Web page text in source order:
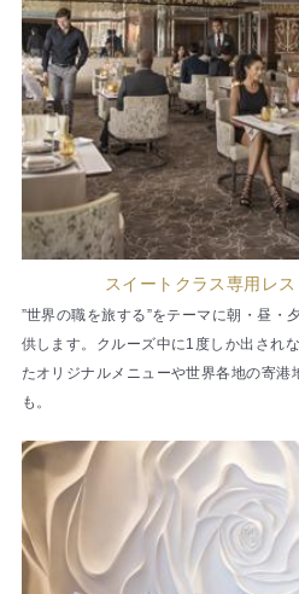
スイートクラス専用レス
”世界の職を旅する”をテーマに朝・昼・
供します。クルーズ中に1度しか出され
たオリジナルメニューや世界各地の寄港
も。